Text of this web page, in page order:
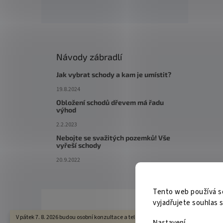
Tento web používá
vyjadřujete souhlas
V pátek 7. 8. 2026 budou osobní konzultace a telefonická podpora dostupné pouze
Návody zábradlí
Jak vybrat schody a kam je umístit?
19.8.2024
Obložení schodů dřevem má řadu
výhod
2.2.2023
Nebojte se svažitých pozemků! Vše
vyřeší schody
20.9.2022